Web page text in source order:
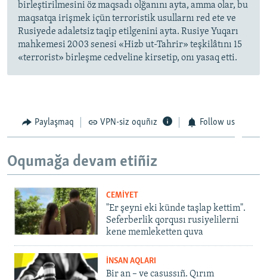
birleştirilmesini öz maqsadı olğanını ayta, amma olar, bu
maqsatqa irişmek içün terroristik usullarnı red ete ve
Rusiyede adaletsiz taqip etilgenini ayta. Rusiye Yuqarı
mahkemesi 2003 senesi «Hizb ut-Tahrir» teşkilâtını 15
«terrorist» birleşme cedveline kirsetip, onı yasaq etti.
Paylaşmaq VPN-siz oquñız Follow us
Oqumağa devam etiñiz
CEMİYET
"Er şeyni eki künde taşlap kettim".
Seferberlik qorqusı rusiyelilerni
kene memleketten quva
İNSAN AQLARI
Bir an – ve casussıñ. Qırım